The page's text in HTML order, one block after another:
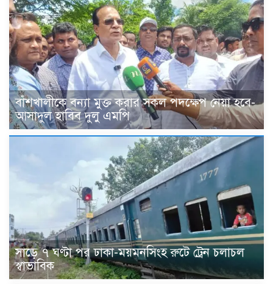
বাঁশখালীকে বন্যা মুক্ত করার সকল পদক্ষেপ নেয়া হবে-
আসাদুল হাবিব দুলু এমপি
সাড়ে ৭ ঘণ্টা পর ঢাকা-ময়মনসিংহ রুটে ট্রেন চলাচল
স্বাভাবিক